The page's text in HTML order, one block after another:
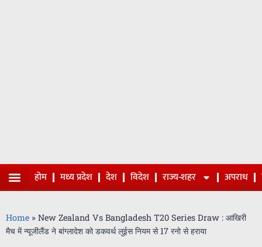
होम मध्य प्रदेश देश विदेश राज्य-शहर अपराध
Home » New Zealand Vs Bangladesh T20 Series Draw : आखिरी
मैच में न्यूजीलैंड ने बांग्लादेश को डकवर्थ लुईस नियम से 17 रनो से हराया